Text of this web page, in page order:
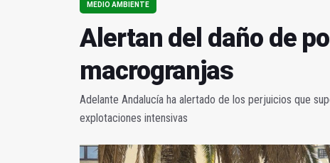
MEDIO AMBIENTE
Alertan del daño de
macrogranjas
Adelante Andalucía ha alertado de los perjuicios que
explotaciones intensivas